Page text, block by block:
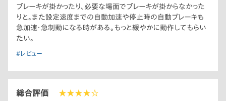
ブレーキが掛かったり、必要な場面でブレーキが掛からなかった
りと。また設定速度までの自動加速や停止時の自動ブレーキも
急加速・急制動になる時がある。もっと緩やかに動作してもらい
たい。
#レビュー
総合評価 ★★★★☆